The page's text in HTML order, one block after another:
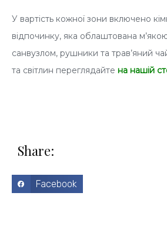
У вартість кожної зони включено
відпочинку, яка облаштована
санвузлом, рушники та трав’яний
та світлин переглядайте на нашій
Share:
h
a
Facebook